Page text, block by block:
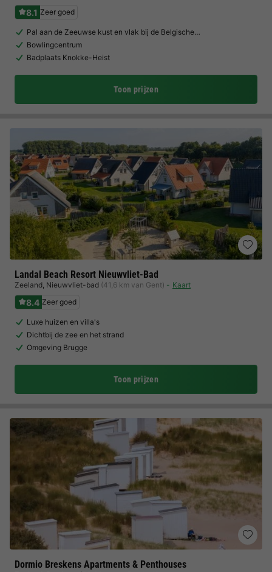
8.1 Zeer goed
Pal aan de Zeeuwse kust en vlak bij de Belgische…
Bowlingcentrum
Badplaats Knokke-Heist
Toon prijzen
Landal Beach Resort Nieuwvliet-Bad
Zeeland, Nieuwvliet-bad (41,6 km van Gent) Kaart
8.4 Zeer goed
Luxe huizen en villa's
Dichtbij de zee en het strand
Omgeving Brugge
Toon prijzen
Dormio Breskens Apartments & Penthouses